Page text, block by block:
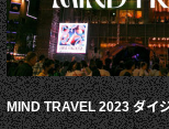
MIND TRAVEL 2023 ダイ